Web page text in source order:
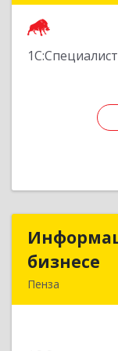
1С:Специалист
бизнесе
Пенза